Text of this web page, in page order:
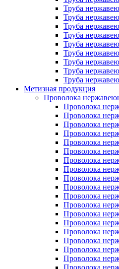
Труба
Труба
Труба
Труба
Труба
Труба
Труба
Труба
Труба
Метизная продукция
Проволока
Проволока
Проволока
Проволока
Проволока
Проволока
Проволока
Проволока
Проволока
Проволока
Проволока
Проволока
Проволока
Проволока
Проволока
Проволока
Проволока
Проволока
Проволока